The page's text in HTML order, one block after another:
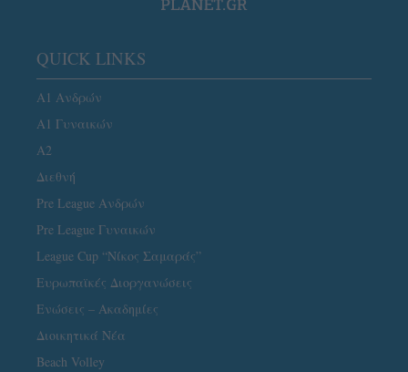
QUICK LINKS
Α1 Ανδρών
Α1 Γυναικών
A2
Διεθνή
Pre League Ανδρών
Pre League Γυναικών
League Cup “Νίκος Σαμαράς”
Ευρωπαϊκές Διοργανώσεις
Ενώσεις – Ακαδημίες
Διοικητικά Νέα
Beach Volley